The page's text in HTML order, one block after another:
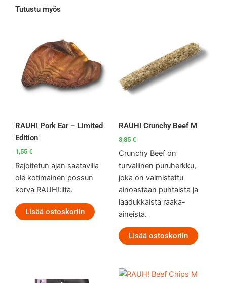
Tutustu myös
RAUH! Pork Ear – Limited
Edition
1,55 €
Rajoitetun ajan saatavilla
ole kotimainen possun
korva RAUH!:ilta.
Lisää ostoskoriin
RAUH! Crunchy Beef M
3,85 €
Crunchy Beef on
turvallinen puruherkku,
joka on valmistettu
ainoastaan puhtaista ja
laadukkaista raaka-
aineista.
Lisää ostoskoriin